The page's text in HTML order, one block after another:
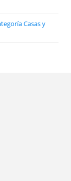
Casas y